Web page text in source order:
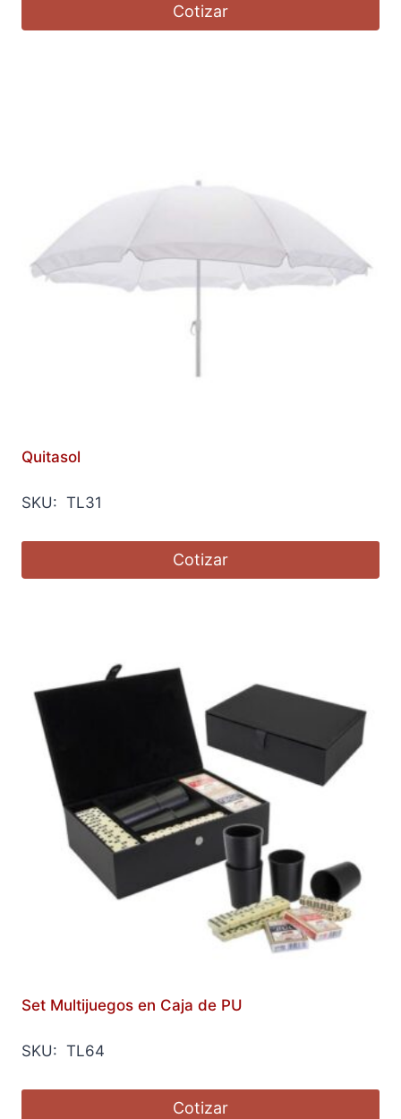
Cotizar
Quitasol
SKU: TL31
Cotizar
Set Multijuegos en Caja de PU
SKU: TL64
Cotizar